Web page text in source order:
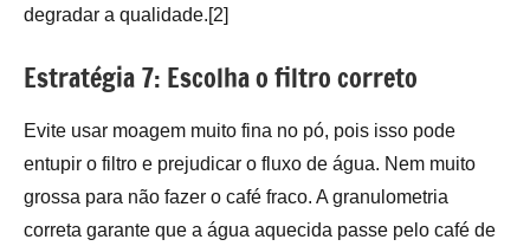
degradar a qualidade.[2]
Estratégia 7: Escolha o filtro correto
Evite usar moagem muito fina no pó, pois isso pode
entupir o filtro e prejudicar o fluxo de água. Nem muito
grossa para não fazer o café fraco. A granulometria
correta garante que a água aquecida passe pelo café de